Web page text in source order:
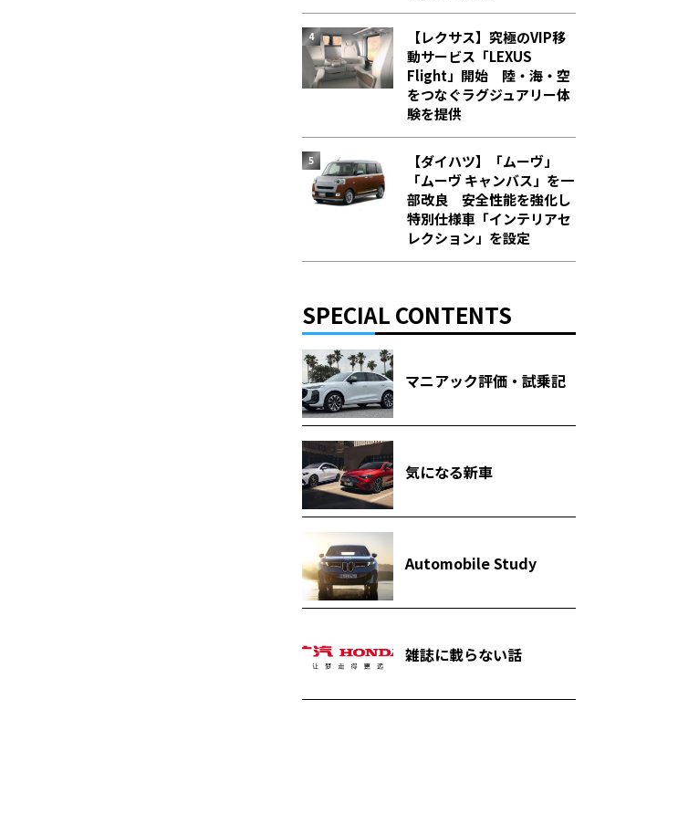
【レクサス】究極のVIP移
動サービス「LEXUS
Flight」開始 陸・海・空
をつなぐラグジュアリー体
験を提供
【ダイハツ】「ムーヴ」
「ムーヴ キャンバス」を一
部改良 安全性能を強化し
特別仕様車「インテリアセ
レクション」を設定
SPECIAL CONTENTS
マニアック評価・試乗記
気になる新車
Automobile Study
雑誌に載らない話